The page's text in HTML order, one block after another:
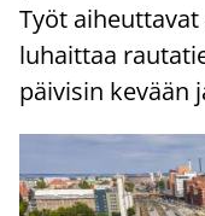
Työt
lu­hait­taa
päi­vi­sin ke­vään